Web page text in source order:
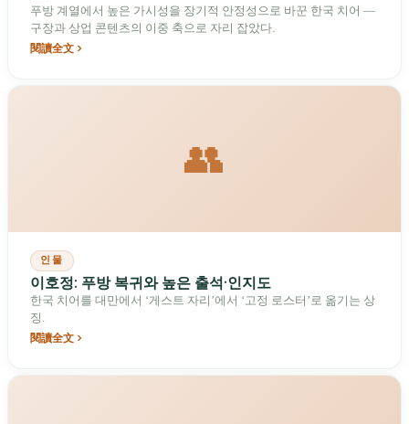
푸방 계열에서 높은 가시성을 장기적 안정성으로 바꾼 한국 치어 —
구장과 상업 콘텐츠의 이중 축으로 자리 잡았다.
閱讀全文
👥
인물
이호정: 푸방 복귀와 높은 출석·인지도
한국 치어를 대만에서 ‘게스트 자리’에서 ‘고정 로스터’로 옮기는 상
징.
閱讀全文